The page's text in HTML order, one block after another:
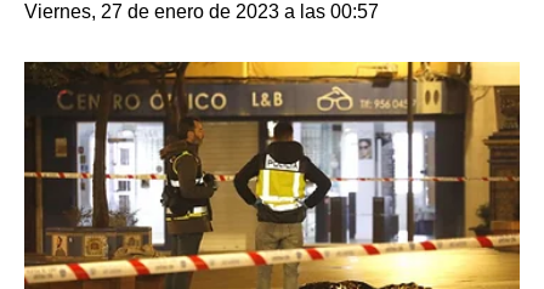
Viernes, 27 de enero de 2023 a las 00:57